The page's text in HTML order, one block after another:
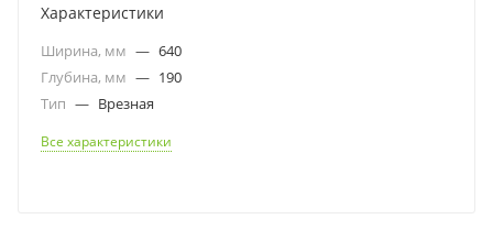
Характеристики
Ширина, мм — 640
Глубина, мм — 190
Тип — Врезная
Все характеристики